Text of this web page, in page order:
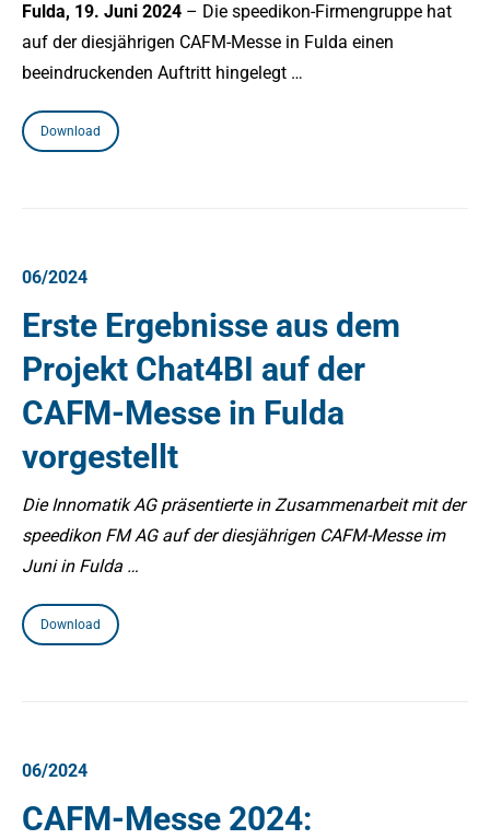
Fulda, 19. Juni 2024 – Die speedikon-Firmengruppe hat
auf der diesjährigen CAFM-Messe in Fulda einen
beeindruckenden Auftritt hingelegt …
Download
06/2024
Erste Ergebnisse aus dem
Projekt Chat4BI auf der
CAFM-Messe in Fulda
vorgestellt
Die Innomatik AG präsentierte in Zusammenarbeit mit der
speedikon FM AG auf der diesjährigen CAFM-Messe im
Juni in Fulda …
Download
06/2024
CAFM-Messe 2024: